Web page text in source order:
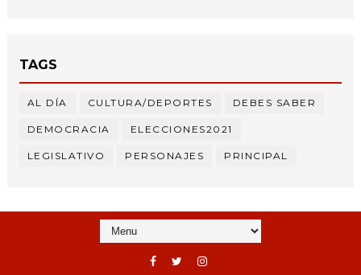
TAGS
AL DÍA CULTURA/DEPORTES DEBES SABER
DEMOCRACIA ELECCIONES2021
LEGISLATIVO PERSONAJES PRINCIPAL